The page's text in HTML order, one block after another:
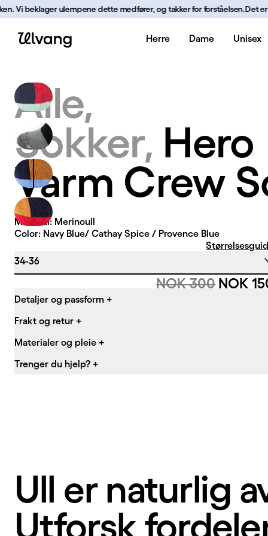
Hopp til innhold
beklager ulempene dette medfører, og takker for forståelsen.Det er for
Herre Dame Unisex
Alle
Sokker Hero
Varm Crew
Material: Merinoull
Color: Navy Blue/ Cathay Spice / Provence Blue
34-36
Originalpris:
NOK 300 NOK
Detaljer og passform +
Frakt og retur +
Materialer og pleie +
Trenger du hjelp? +
Ull er naturlig
Utforsk